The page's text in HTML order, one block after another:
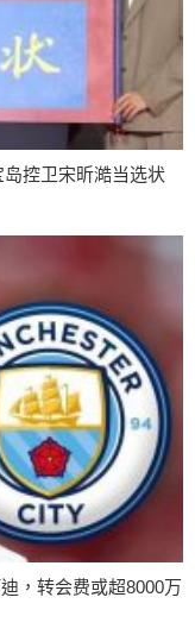
岛控卫宋昕澔当选状
，转会费或超8000万